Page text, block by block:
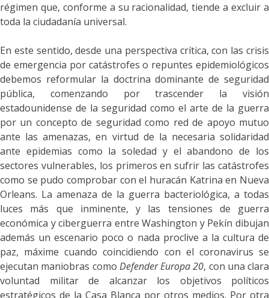
régimen que, conforme a su racionalidad, tiende a excluir a
toda la ciudadanía universal.
En este sentido, desde una perspectiva crítica, con lascrisis
de emergencia por catástrofes o repuntes epidemiológicos
debemos reformular la doctrina dominante de seguridad
pública, comenzando por trascender la visión
estadounidense de la seguridad como el arte de la guerra
por un concepto de seguridad como red de apoyo mutuo
ante las amenazas, en virtud de la necesaria solidaridad
ante epidemias como la soledad y el abandono de los
sectores vulnerables, los primeros en sufrir las catástrofes
como se pudo comprobar con el huracán Katrina en Nueva
Orleans. La amenaza de la guerra bacteriológica, a todas
luces más que inminente, y las tensiones de guerra
económica y ciberguerra entre Washington y Pekín dibujan
además un escenario poco o nada proclive a la cultura de
paz, máxime cuando coincidiendo con el coronavirus se
ejecutan maniobras como Defender Europa 20, con una clara
voluntad militar de alcanzar los objetivos políticos
estratégicos de la Casa Blanca por otros medios. Por otra